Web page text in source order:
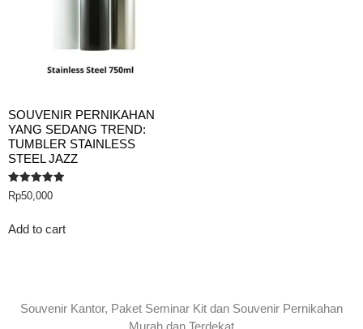
SOUVENIR PERNIKAHAN
YANG SEDANG TREND:
TUMBLER STAINLESS
STEEL JAZZ
Rated
5.00
Rp50,000
Add to cart
Souvenir Kantor, Paket Seminar Kit dan Souvenir Pernikahan
Murah dan Terdekat